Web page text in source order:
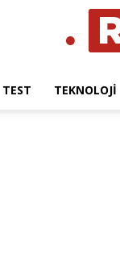
TEST TEKNOLOJI